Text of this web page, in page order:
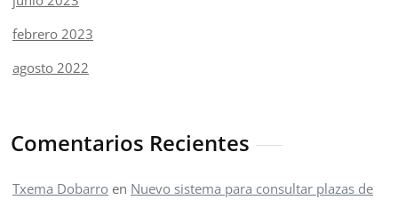
febrero 2023
agosto 2022
Comentarios Recientes
Txema Dobarro en Nuevo sistema para consultar plazas de